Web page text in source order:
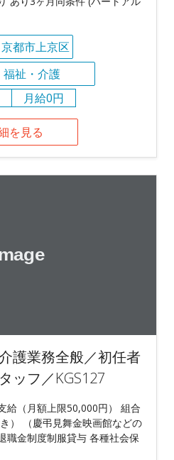
京都市上京区
福祉・介護
月給0円
を見る
護業務全般／初任者
ッフ／KGS127
給（月額上限50,000円） 組合
） （慶弔見舞金映画館などの
職金制度制服貸与 各種社会保